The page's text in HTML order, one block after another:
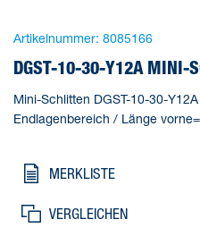
Artikelnummer: 8085166
DGST-10-30-Y12A MINI-
Mini-Schlitten DGST-10-30-
Endlagenbereich / Länge
MERKLISTE
VERGLEICHEN